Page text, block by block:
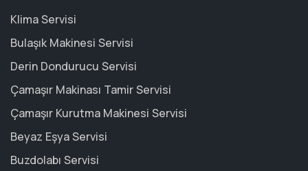
Klima Servisi
Bulaşık Makinesi Servisi
Derin Dondurucu Servisi
Çamaşır Makinası Tamir Servisi
Çamaşır Kurutma Makinesi Servisi
Beyaz Eşya Servisi
Buzdolabı Servisi